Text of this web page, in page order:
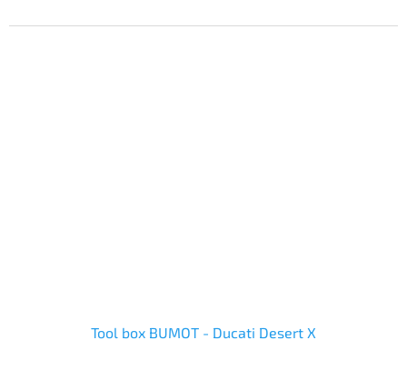
Tool box BUMOT - Ducati Desert X